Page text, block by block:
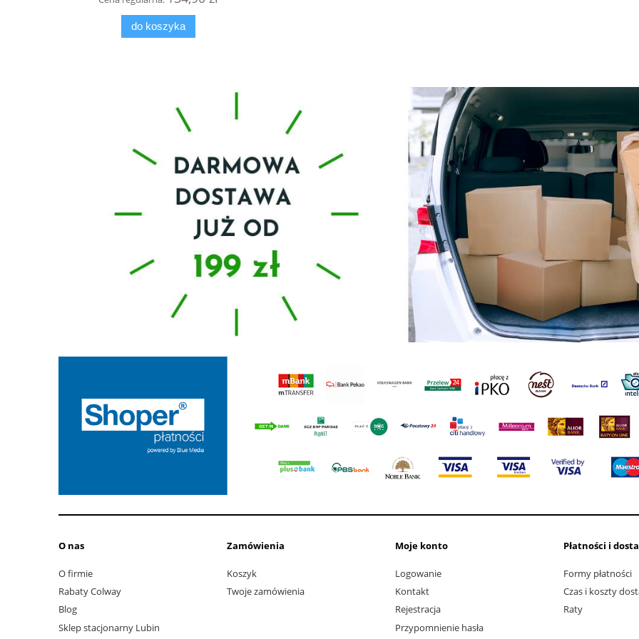
do koszyka
O nas
O firmie
Rabaty Colway
Blog
Sklep stacjonarny Lubin
Zamówienia
Koszyk
Twoje zamówienia
Moje konto
Logowanie
Kontakt
Rejestracja
Przypomnienie hasła
Płatności i
Formy płatności
Czas i koszty
Raty